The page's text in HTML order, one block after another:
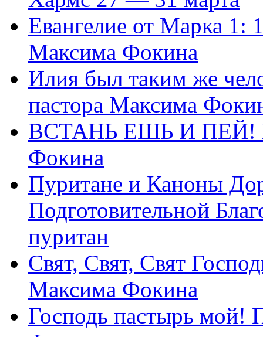
Евангелие от Марка 1:
Максима Фокина
Илия был таким же
пастора Максима
ВСТАНЬ ЕШЬ И ПЕЙ!
Фокина
Пуритане и Каноны
Подготовительной
пуритан
Свят, Свят, Свят
Максима Фокина
Господь пастырь мой!